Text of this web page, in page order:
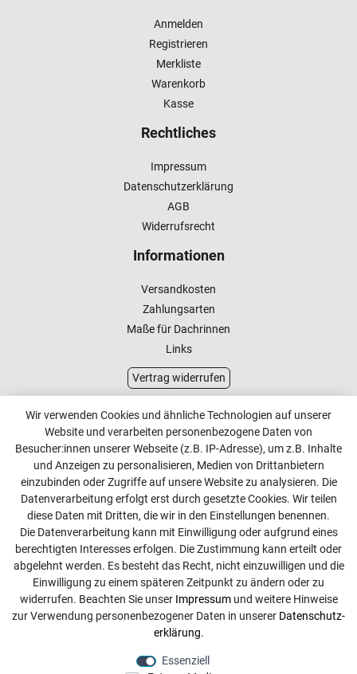
Anmelden
Registrieren
Merkliste
Warenkorb
Kasse
Rechtliches
Impressum
Datenschutzerklärung
AGB
Widerrufsrecht
Informationen
Versandkosten
Zahlungsarten
Maße für Dachrinnen
Links
Vertrag widerrufen
Kundenservice
Kontakt
Online Retourenservice
Kontakt
info@dachdecker-shop.de
+49 3501 507295
Montag - Freitag, 08:00 - 16:00
Anrufe aus dem dt. Festnetz zum Ortstarif, Preise aus dem
Mobilfunknetz ggf. abweichend (abhängig vom Provider).
Wir verwenden Cookies und ähnliche Technologien auf unserer
Website und verarbeiten personenbezogene Daten von
Besucher:innen unserer Webseite (z.B. IP-Adresse), um z.B. Inhalte
und Anzeigen zu personalisieren, Medien von Drittanbietern
einzubinden oder Zugriffe auf unsere Website zu analysieren. Die
Datenverarbeitung erfolgt erst durch gesetzte Cookies. Wir teilen
diese Daten mit Dritten, die wir in den Einstellungen benennen.
Die Datenverarbeitung kann mit Einwilligung oder aufgrund eines
berechtigten Interesses erfolgen. Die Zustimmung kann erteilt oder
abgelehnt werden. Es besteht das Recht, nicht einzuwilligen und die
Einwilligung zu einem späteren Zeitpunkt zu ändern oder zu
widerrufen. Beachten Sie unser Impressumund weitere Hinweise
zur Verwendung personenbezogener Daten in unserer Daten­schutz­
erklärung.
Essenziell